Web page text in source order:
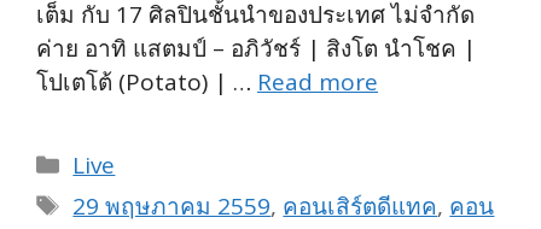
เต็ม กับ 17 ศิลปินชั้นนำของประเทศ ไม่จำกัด
ค่าย อาทิ แสตมป์ – อภิวัชร์ | สิงโต นำโชค |
โปเตโต้ (Potato) | … Read more
Categories
Live
Tags
29 พฤษภาคม 2559, คอนเสิร์ตดีแทค, คอน